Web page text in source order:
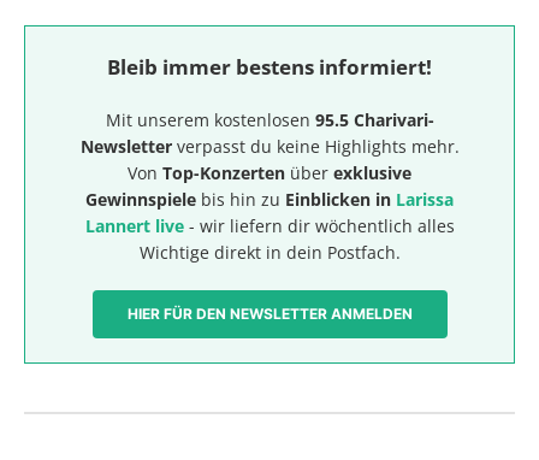
Bleib immer bestens informiert!
Mit unserem kostenlosen 95.5 Charivari-
Newsletterverpasst du keine Highlights mehr.
Von Top-Konzerten über exklusive
Gewinnspiele bis hin zu Einblicken in Larissa
Lannert live- wir liefern dir wöchentlich alles
Wichtige direkt in dein Postfach.
HIER FÜR DEN NEWSLETTER ANMELDEN